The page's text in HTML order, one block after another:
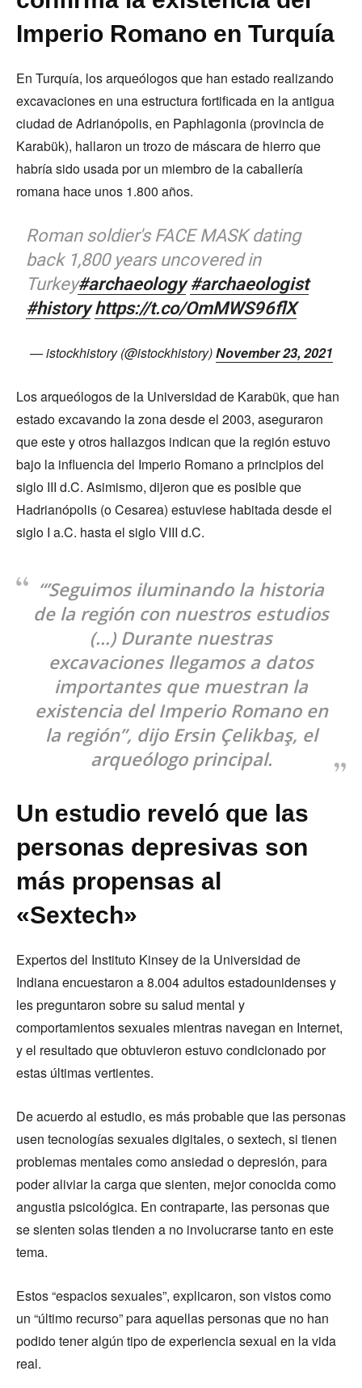
Imperio Romano en Turquía
En Turquía, los arqueólogos que han estado realizando
excavaciones en una estructura fortificada en la antigua
ciudad de Adrianópolis, en Paphlagonia (provincia de
Karabük), hallaron un trozo de máscara de hierro que
habría sido usada por un miembro de la caballería
romana hace unos 1.800 años.
Roman soldier's FACE MASK dating
back 1,800 years uncovered in
Turkey#archaeology #archaeologist
#history https://t.co/OmMWS96flX
— istockhistory (@istockhistory)November 23, 2021
Los arqueólogos de la Universidad de Karabük, que han
estado excavando la zona desde el 2003, aseguraron
que este y otros hallazgos indican que la región estuvo
bajo la influencia del Imperio Romano a principios del
siglo III d.C. Asimismo, dijeron que es posible que
Hadrianópolis (o Cesarea) estuviese habitada desde el
siglo I a.C. hasta el siglo VIII d.C.
“’Seguimos iluminando la historia
de la región con nuestros estudios
(…) Durante nuestras
excavaciones llegamos a datos
importantes que muestran la
existencia del Imperio Romano en
la región”, dijo Ersin Çelikbaş, el
arqueólogo principal.
Un estudio reveló que las
personas depresivas son
más propensas al
«Sextech»
Expertos del Instituto Kinsey de la Universidad de
Indiana encuestaron a 8.004 adultos estadounidenses y
les preguntaron sobre su salud mental y
comportamientos sexuales mientras navegan en Internet,
y el resultado que obtuvieron estuvo condicionado por
estas últimas vertientes.
De acuerdo al estudio, es más probable que las personas
usen tecnologías sexuales digitales, o sextech, si tienen
problemas mentales como ansiedad o depresión, para
poder aliviar la carga que sienten, mejor conocida como
angustia psicológica. En contraparte, las personas que
se sienten solas tienden a no involucrarse tanto en este
tema.
Estos “espacios sexuales”, explicaron, son vistos como
un “último recurso” para aquellas personas que no han
podido tener algún tipo de experiencia sexual en la vida
real.